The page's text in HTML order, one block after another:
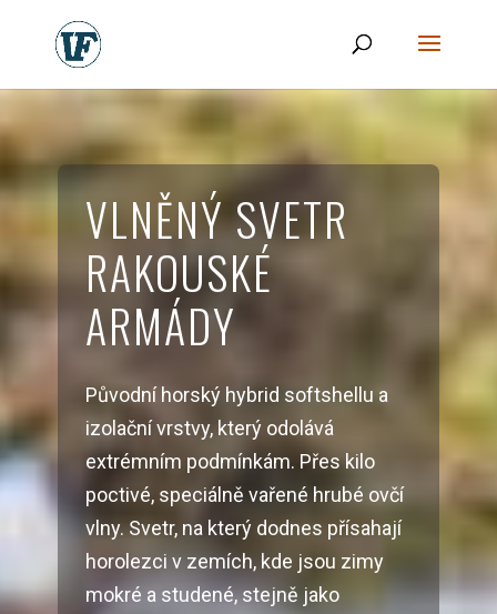
VLNĚNÝ SVETR
RAKOUSKÉ
ARMÁDY
Původní horský hybrid softshellu a
izolační vrstvy, který odolává
extrémním podmínkám. Přes kilo
poctivé, speciálně vařené hrubé ovčí
vlny. Svetr, na který dodnes přísahají
horolezci v zemích, kde jsou zimy
mokré a studené, stejně jako